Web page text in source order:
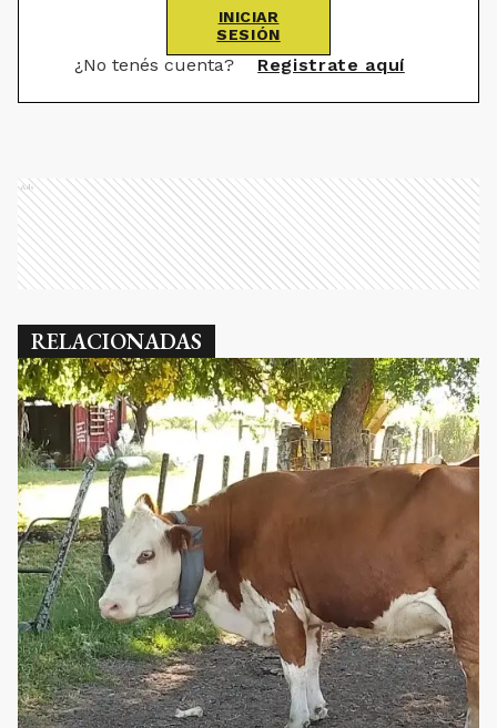
INICIAR
SESIÓN
¿No tenés cuenta? Registrate aquí
Ads
RELACIONADAS